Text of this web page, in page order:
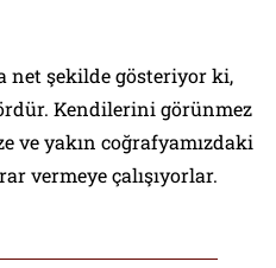
net şekilde gösteriyor ki,
Kendilerini görünmez
ve yakın coğrafyamızdaki
vermeye çalışıyorlar.